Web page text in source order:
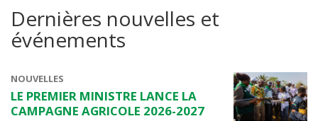
Dernières nouvelles et
événements
NOUVELLES
LE PREMIER MINISTRE LANCE LA
CAMPAGNE AGRICOLE 2026-2027